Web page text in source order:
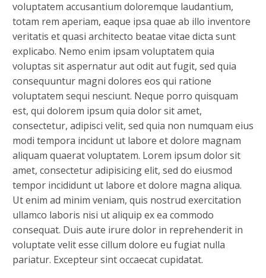
voluptatem accusantium doloremque laudantium,
totam rem aperiam, eaque ipsa quae ab illo inventore
veritatis et quasi architecto beatae vitae dicta sunt
explicabo. Nemo enim ipsam voluptatem quia
voluptas sit aspernatur aut odit aut fugit, sed quia
consequuntur magni dolores eos qui ratione
voluptatem sequi nesciunt. Neque porro quisquam
est, qui dolorem ipsum quia dolor sit amet,
consectetur, adipisci velit, sed quia non numquam eius
modi tempora incidunt ut labore et dolore magnam
aliquam quaerat voluptatem. Lorem ipsum dolor sit
amet, consectetur adipisicing elit, sed do eiusmod
tempor incididunt ut labore et dolore magna aliqua.
Ut enim ad minim veniam, quis nostrud exercitation
ullamco laboris nisi ut aliquip ex ea commodo
consequat. Duis aute irure dolor in reprehenderit in
voluptate velit esse cillum dolore eu fugiat nulla
pariatur. Excepteur sint occaecat cupidatat.